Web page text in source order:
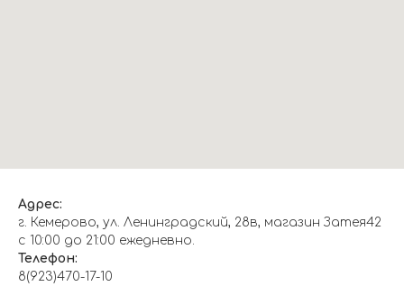
Адрес:
г. Кемерово, ул. Ленинградский, 28в, магазин Затея42
с 10:00 до 21:00 ежедневно.
Телефон:
8(923)470-17-10